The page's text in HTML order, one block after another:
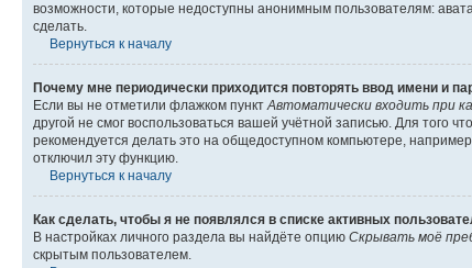
возможности, которые недоступны анонимным пользователям:
сделать.
Вернуться к началу
Почему мне периодически приходится повторять ввод имени и
Если вы не отметили флажком пунктАвтоматически входить при
другой не смог воспользоваться вашей учётной записью. Для того
рекомендуется делать это на общедоступном компьютере,
отключил эту функцию.
Вернуться к началу
Как сделать, чтобы я не появлялся в списке активных
В настройках личного раздела вы найдёте опцию Скрывать моё
скрытым пользователем.